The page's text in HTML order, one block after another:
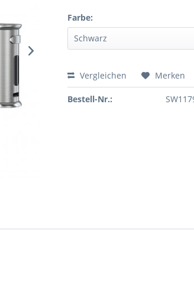
Farbe:
Vergleichen Merken
Bestell-Nr.: